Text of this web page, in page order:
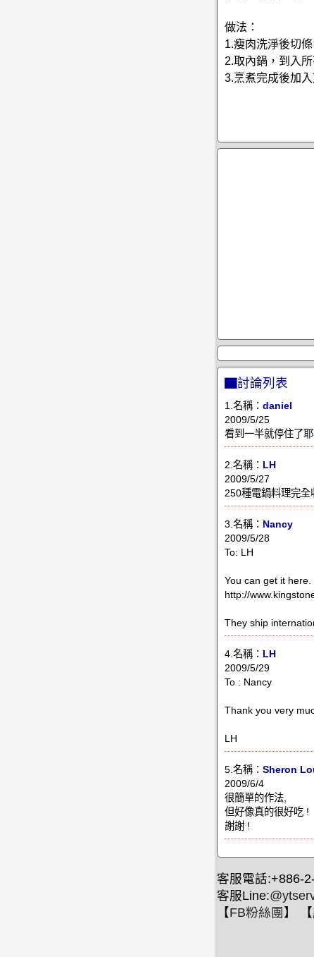
做法：
1.瘦肉洗淨後切
2.取內鍋，到入
3.烹煮完成後加
▇討論列表
1.名稱： daniel
2009/5/25
看到一半就停住了
2.名稱： LH
2009/5/27
250種電鍋料理完
3.名稱： Nancy
2009/5/28
To: LH
You can get it here.
http://
They ship
4.名稱： LH
2009/5/29
To : Nancy
Thank you very
LH
5.名稱： Sheron
2009/6/4
很簡單的作法,
但好像真的很好吃 !
謝謝 !
客服電話:+886-
客服Line:
【FB粉絲團 】 【